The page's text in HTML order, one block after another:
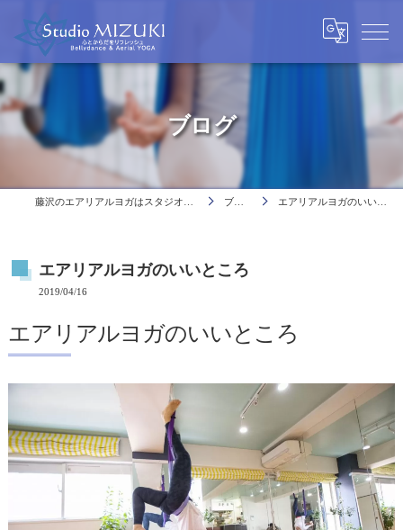
ブログ
ブログ エアリアルヨガのいいところ
エアリアルヨガのいいところ
2019/04/16
エアリアルヨガのいいところ